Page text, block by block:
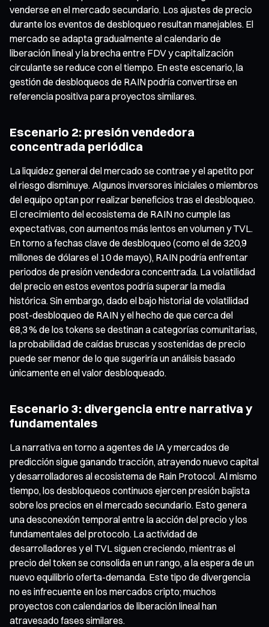
venderse en el mercado secundario. Los ajustes de precio
durante los eventos de desbloqueo resultan manejables. El
mercado se adapta gradualmente al calendario de
liberación lineal y la brecha entre FDV y capitalización
circulante se reduce con el tiempo. En este escenario, la
gestión de desbloqueos de RAIN podría convertirse en
referencia positiva para proyectos similares.
Escenario 2: presión vendedora
concentrada periódica
La liquidez general del mercado se contrae y el apetito por
el riesgo disminuye. Algunos inversores iniciales o miembros
del equipo optan por realizar beneficios tras el desbloqueo.
El crecimiento del ecosistema de RAIN no cumple las
expectativas, con aumentos más lentos en volumen y TVL.
En torno a fechas clave de desbloqueo (como el de 320,9
millones de dólares el 10 de mayo), RAIN podría enfrentar
periodos de presión vendedora concentrada. La volatilidad
del precio en estos eventos podría superar la media
histórica. Sin embargo, dado el bajo historial de volatilidad
post-desbloqueo de RAIN y el hecho de que cerca del
68,3 % de los tokens se destinan a categorías comunitarias,
la probabilidad de caídas bruscas y sostenidas de precio
puede ser menor de lo que sugeriría un análisis basado
únicamente en el valor desbloqueado.
Escenario 3: divergencia entre narrativa y
fundamentales
La narrativa en torno a agentes de IA y mercados de
predicción sigue ganando tracción, atrayendo nuevo capital
y desarrolladores al ecosistema de Rain Protocol. Al mismo
tiempo, los desbloqueos continuos ejercen presión bajista
sobre los precios en el mercado secundario. Esto genera
una desconexión temporal entre la acción del precio y los
fundamentales del protocolo. La actividad de
desarrolladores y el TVL siguen creciendo, mientras el
precio del token se consolida en un rango, a la espera de un
nuevo equilibrio oferta-demanda. Este tipo de divergencia
no es infrecuente en los mercados cripto; muchos
proyectos con calendarios de liberación lineal han
atravesado fases similares.